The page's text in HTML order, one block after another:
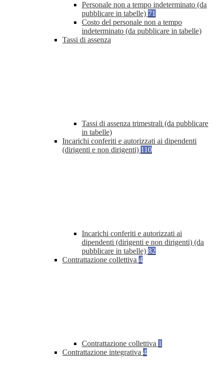
Personale non a tempo indeterminato (da
pubblicare in tabelle) 71
Costo del personale non a tempo
indeterminato (da pubblicare in tabelle)
Tassi di assenza
Tassi di assenza trimestrali (da pubblicare
in tabelle)
Incarichi conferiti e autorizzati ai dipendenti
(dirigenti e non dirigenti) 110
Incarichi conferiti e autorizzati ai
dipendenti (dirigenti e non dirigenti) (da
pubblicare in tabelle) 82
Contrattazione collettiva 4
Contrattazione collettiva 1
Contrattazione integrativa 4